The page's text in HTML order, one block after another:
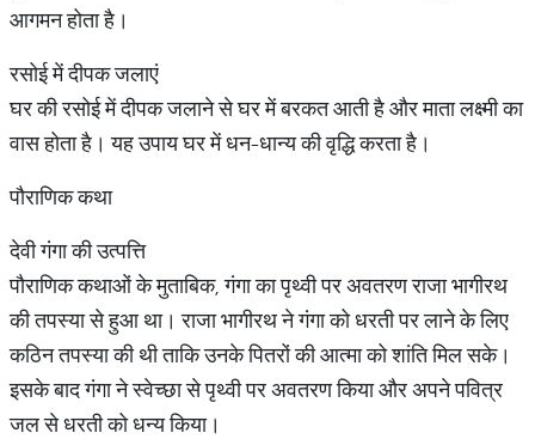
आगमन होता है।
रसोई में दीपक जलाएं
घर की रसोई में दीपक जलाने से घर में बरकत आती है और माता लक्ष्मी का
वास होता है। यह उपाय घर में धन-धान्य की वृद्धि करता है।
पौराणिक कथा
देवी गंगा की उत्पत्ति
पौराणिक कथाओं के मुताबिक, गंगा का पृथ्वी पर अवतरण राजा भागीरथ
की तपस्या से हुआ था। राजा भागीरथ ने गंगा को धरती पर लाने के लिए
कठिन तपस्या की थी ताकि उनके पितरों की आत्मा को शांति मिल सके।
इसके बाद गंगा ने स्वेच्छा से पृथ्वी पर अवतरण किया और अपने पवित्र
जल से धरती को धन्य किया।